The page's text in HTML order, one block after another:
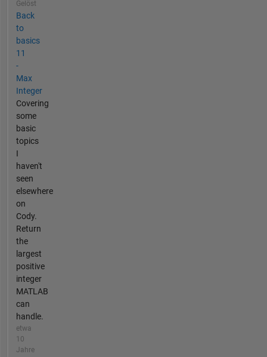
Gelöst
Back
to
basics
11
-
Max
Integer
Covering
some
basic
topics
I
haven't
seen
elsewhere
on
Cody.
Return
the
largest
positive
integer
MATLAB
can
handle.
etwa
10
Jahre